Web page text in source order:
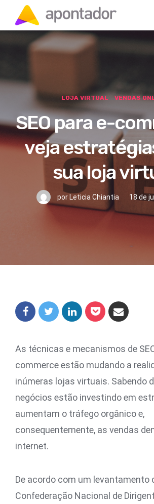
LOJA VIRTUAL VENDAS
SEO para e-
veja
sua loja
por Leticia Chiantia 18 de
As técnicas e mecanismos de
commerce estão mudando a
inúmeras lojas virtuais. Sabendo
negócios estão investindo em
aumentam o tráfego orgânico e,
consequentemente, as vendas
internet.
De acordo com um levantamento
Confederação Nacional de